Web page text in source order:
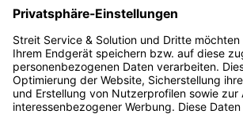
1 2 3 4 5